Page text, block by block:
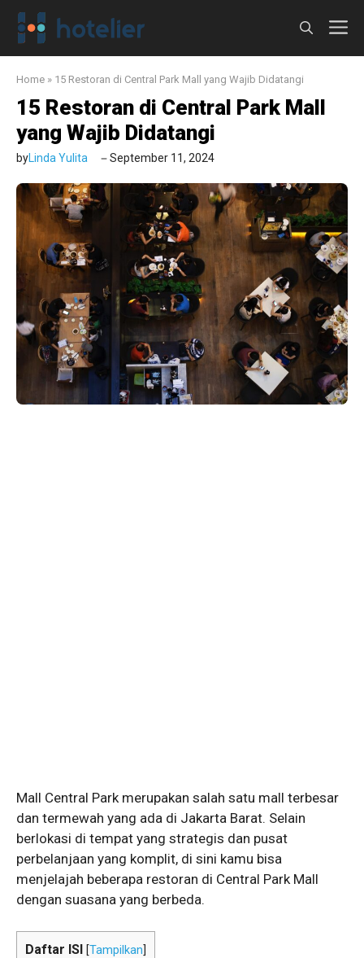
Langsung
Home » 15 Restoran di Central Park Mall yang Wajib Didatangi
15 Restoran di Central Park Mall
yang Wajib Didatangi
byLinda Yulita September 11, 2024
Mall Central Park merupakan salah satu mall terbesar
dan termewah yang ada di Jakarta Barat. Selain
berlokasi di tempat yang strategis dan pusat
perbelanjaan yang komplit, di sini kamu bisa
menjelajah beberapa restoran di Central Park Mall
dengan suasana yang berbeda.
Daftar ISI [Tampilkan